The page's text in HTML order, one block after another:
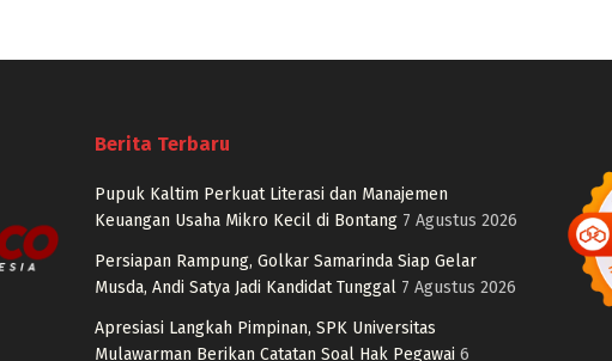
Berita Terbaru
Pupuk Kaltim Perkuat Literasi dan Manajemen
Keuangan Usaha Mikro Kecil di Bontang 7 Agustus 2026
Persiapan Rampung, Golkar Samarinda Siap Gelar
Musda, Andi Satya Jadi Kandidat Tunggal 7 Agustus 2026
Apresiasi Langkah Pimpinan, SPK Universitas
Mulawarman Berikan Catatan Soal Hak Pegawai 6